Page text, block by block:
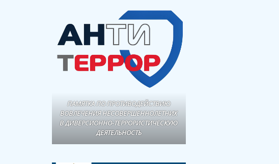
ПАМЯТКА ПО ПРОТИВОДЕЙСТВИЮ
ВОВЛЕЧЕНИЯ НЕСОВЕРШЕННОЛЕТНИХ
В ДИВЕРСИОННО-ТЕРРОРИСТИЧЕСКУЮ
ДЕЯТЕЛЬНОСТЬ